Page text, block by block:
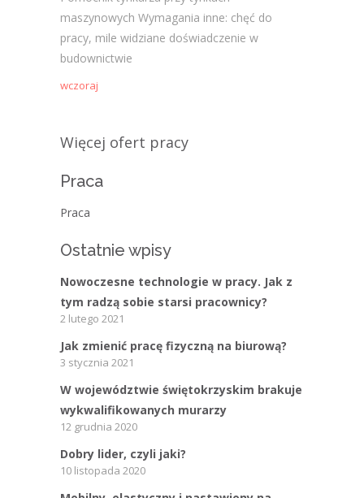
maszynowych Wymagania inne: chęć do
pracy, mile widziane doświadczenie w
budownictwie
wczoraj
Więcej ofert pracy
Praca
Praca
Ostatnie wpisy
Nowoczesne technologie w pracy. Jak z
tym radzą sobie starsi pracownicy?
2 lutego 2021
Jak zmienić pracę fizyczną na biurową?
3 stycznia 2021
W województwie świętokrzyskim brakuje
wykwalifikowanych murarzy
12 grudnia 2020
Dobry lider, czyli jaki?
10 listopada 2020